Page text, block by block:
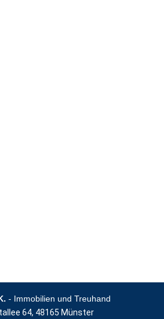
- Immobilien und Treuhand
64, 48165 Münster